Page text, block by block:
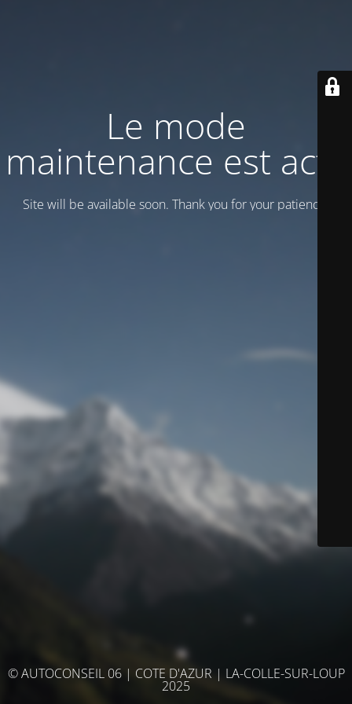
Le mode
maintenance est actif
Site will be available soon. Thank you for your patience!
© AUTOCONSEIL 06 | COTE D'AZUR | LA-COLLE-SUR-LOUP
2025